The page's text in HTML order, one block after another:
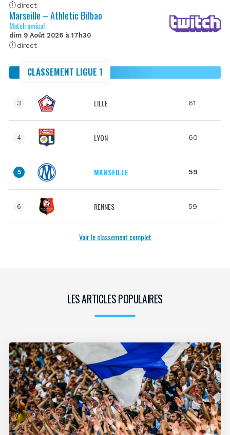
direct
Marseille – Athletic Bilbao
Match amical
dim 9 Août 2026 à 17h30
direct
CLASSEMENT LIGUE 1
3 LILLE 61
4 LYON 60
5 MARSEILLE 59
6 RENNES 59
Voir le classement complet
LES ARTICLES POPULAIRES